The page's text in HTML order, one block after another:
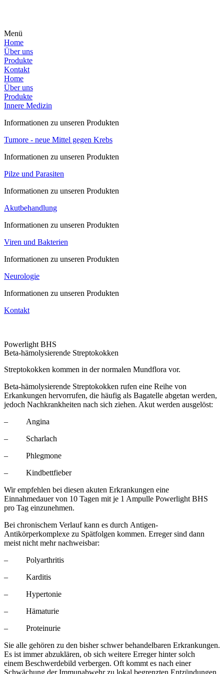
Menü
Home
Über uns
Produkte
Kontakt
Home
Über uns
Produkte
Innere Medizin
Informationen zu unseren Produkten
Tumore - neue Mittel gegen Krebs
Informationen zu unseren Produkten
Pilze und Parasiten
Informationen zu unseren Produkten
Akutbehandlung
Informationen zu unseren Produkten
Viren und Bakterien
Informationen zu unseren Produkten
Neurologie
Informationen zu unseren Produkten
Kontakt
Powerlight BHS
Beta-hämolysierende Streptokokken
Streptokokken kommen in der normalen Mundflora vor.
Beta-hämolysierende Streptokokken rufen eine Reihe von
Erkankungen hervorrufen, die häufig als Bagatelle abgetan werden,
jedoch Nachkrankheiten nach sich ziehen. Akut werden ausgelöst:
– Angina
– Scharlach
– Phlegmone
– Kindbettfieber
Wir empfehlen bei diesen akuten Erkrankungen eine
Einnahmedauer von 10 Tagen mit je 1 Ampulle Powerlight BHS
pro Tag einzunehmen.
Bei chronischem Verlauf kann es durch Antigen-
Antikörperkomplexe zu Spätfolgen kommen. Erreger sind dann
meist nicht mehr nachweisbar:
– Polyarthritis
– Karditis
– Hypertonie
– Hämaturie
– Proteinurie
Sie alle gehören zu den bisher schwer behandelbaren Erkrankungen.
Es ist immer abzuklären, ob sich weitere Erreger hinter solch
einem Beschwerdebild verbergen. Oft kommt es nach einer
Schwächung der Immunabwehr zu lokal begrenzten Entzündungen